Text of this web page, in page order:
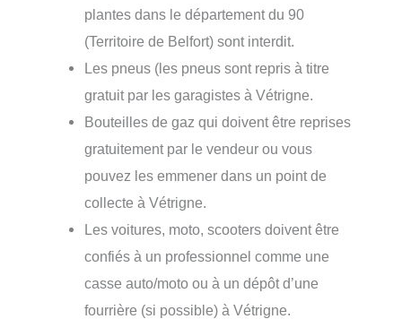
plantes dans le département du 90
(Territoire de Belfort) sont interdit.
Les pneus (les pneus sont repris à titre
gratuit par les garagistes à Vétrigne.
Bouteilles de gaz qui doivent être reprises
gratuitement par le vendeur ou vous
pouvez les emmener dans un point de
collecte à Vétrigne.
Les voitures, moto, scooters doivent être
confiés à un professionnel comme une
casse auto/moto ou à un dépôt d’une
fourrière (si possible) à Vétrigne.